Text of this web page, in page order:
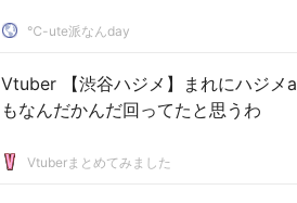
℃-ute派なんday
Vtuber 【渋谷ハジメ】まれにハジメ
もなんだかんだ回ってたと思うわ
Vtuberまとめてみました